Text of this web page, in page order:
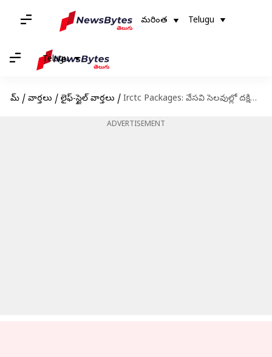
మరింత Telugu
Telugu
హోమ్ / వార్తలు / లైఫ్-స్టైల్ వార్తలు / Irctc Packages: వేసవి సెలవుల్లో దక్షిణ భారత్‌లో పర్యటిస్తారా? ఐఆర్‌సీటీసీ ప్యాకేజీలివీ!
ADVERTISEMENT